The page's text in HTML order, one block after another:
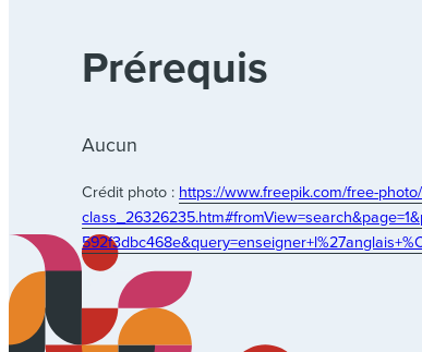
Prérequis
Aucun
Crédit photo :https://www.freepik.com/free-